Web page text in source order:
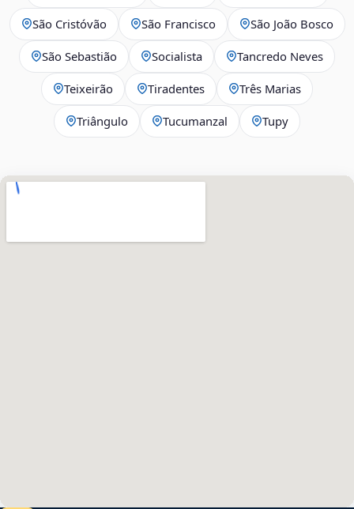
São Cristóvão São Francisco São João Bosco
São Sebastião Socialista Tancredo Neves
Teixeirão Tiradentes Três Marias
Triângulo Tucumanzal Tupy